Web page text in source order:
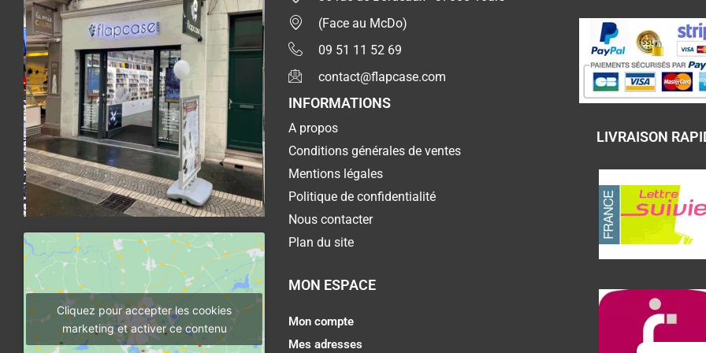
Cliquez pour accepter les cookies
marketing et activer ce contenu
(Face au McDo)
09 51 11 52 69
contact@flapcase.com
INFORMATIONS
A propos
Conditions générales de ventes
Mentions légales
Politique de confidentialité
Nous contacter
Plan du site
MON ESPACE
Mon compte
Mes adresses
LIVRAISON